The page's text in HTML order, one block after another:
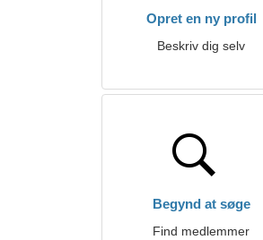
Opret en ny profil
Beskriv dig selv
Begynd at søge
Find medlemmer